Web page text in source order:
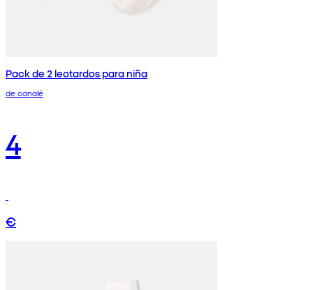
Pack de 2 leotardos para niña
de canalé
4
€